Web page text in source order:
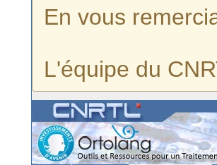
En vous
L'équipe du